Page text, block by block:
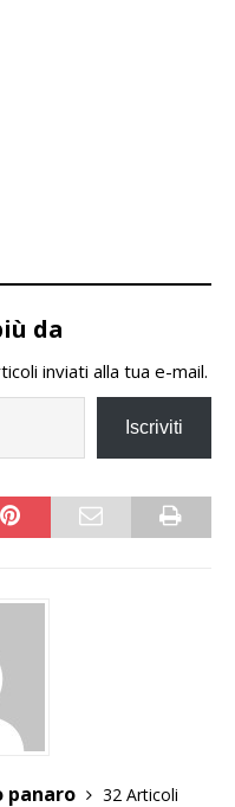
da
inviati alla tua e-mail.
Iscriviti
panaro
32 Articoli